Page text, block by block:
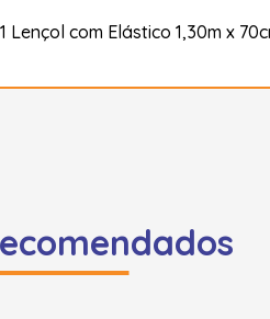
com Elástico 1,30m x